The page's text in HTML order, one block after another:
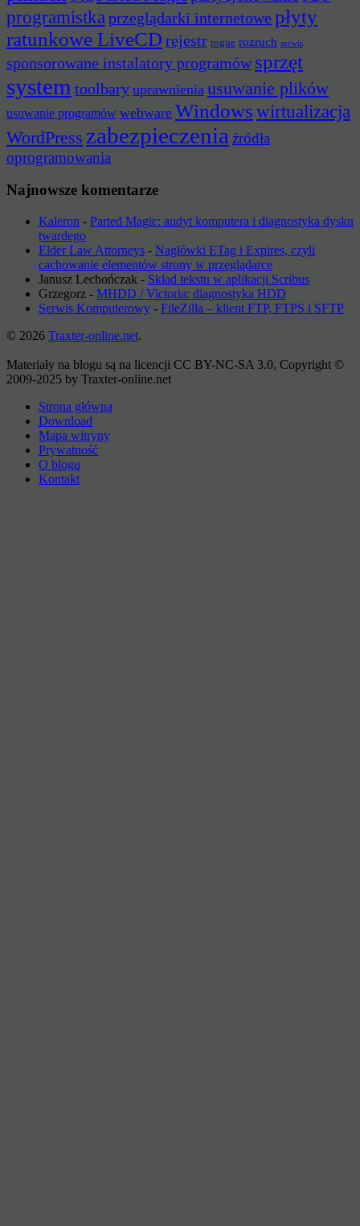
programistka przeglądarki internetowe płyty
ratunkowe LiveCD rejestr rogue rozruch serwis
sponsorowane instalatory programów sprzęt
system toolbary uprawnienia usuwanie plików
usuwanie programów webware Windowswirtualizacja
WordPress zabezpieczenia źródła
oprogramowania
Najnowsze komentarze
Kaleron - Parted Magic: audyt komputera i diagnostyka dysku
twardego
Elder Law Attorneys - Nagłówki ETag i Expires, czyli
cachowanie elementów strony w przeglądarce
Janusz Lechończak - Skład tekstu w aplikacji Scribus
Grzegorz - MHDD / Victoria: diagnostyka HDD
Serwis Komputerowy - FileZilla – klient FTP, FTPS i SFTP
© 2026 Traxter-online.net.
Materiały na blogu są na licencji CC BY-NC-SA 3.0, Copyright ©
2009-2025 by Traxter-online.net
Strona główna
Download
Mapa witryny
Prywatność
O blogu
Kontakt